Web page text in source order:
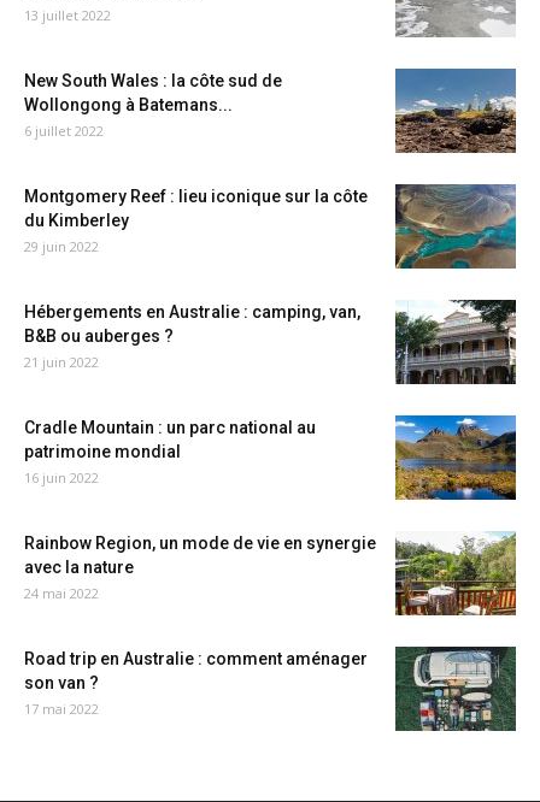
13 juillet 2022
New South Wales : la côte sud de
Wollongong à Batemans...
6 juillet 2022
Montgomery Reef : lieu iconique sur la côte
du Kimberley
29 juin 2022
Hébergements en Australie : camping, van,
B&B ou auberges ?
21 juin 2022
Cradle Mountain : un parc national au
patrimoine mondial
16 juin 2022
Rainbow Region, un mode de vie en synergie
avec la nature
24 mai 2022
Road trip en Australie : comment aménager
son van ?
17 mai 2022